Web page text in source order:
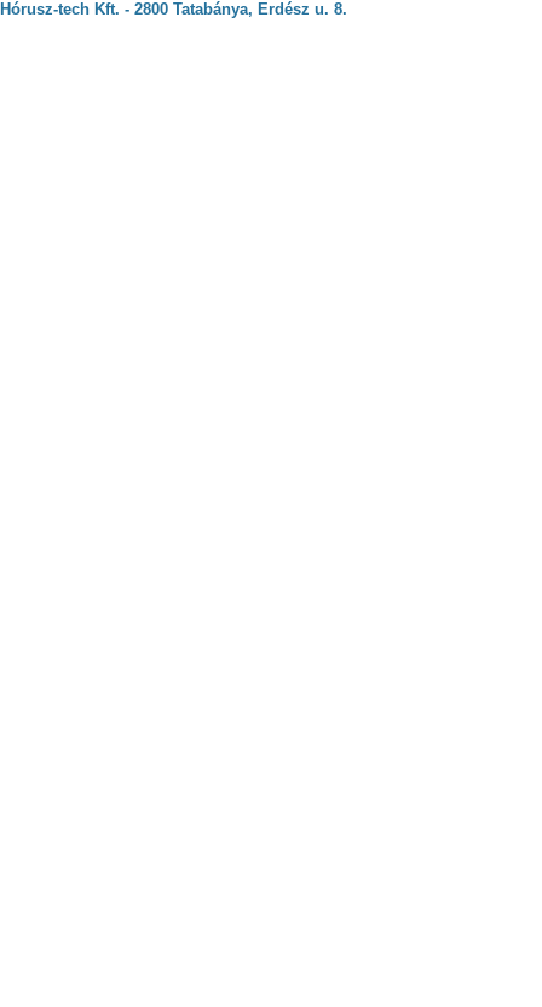
Hórusz-tech Kft. - 2800 Tatabánya, Erdész u. 8.